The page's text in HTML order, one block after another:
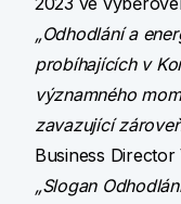
„Odhodlání a
probíhajících v
významného
zavazující
Business Director
„Slogan